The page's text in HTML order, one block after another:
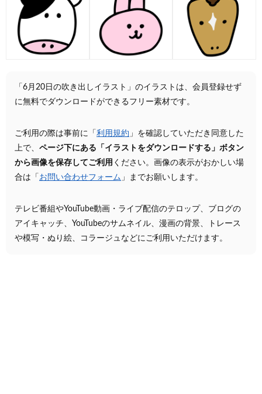
「6月20日の吹き出しイラスト」のイラストは、会員登録せず
に無料でダウンロードができるフリー素材です。
ご利用の際は事前に「 利用規約 」を確認していただき同意した
上で、 ページ下にある「イラストをダウンロードする」ボタン
から画像を保存してご利用 ください。画像の表示がおかしい場
合は「 お問い合わせフォーム 」までお願いします。
テレビ番組やYouTube動画・ライブ配信のテロップ、ブログの
アイキャッチ、YouTubeのサムネイル、漫画の背景、トレース
や模写・ぬり絵、コラージュなどにご利用いただけます。